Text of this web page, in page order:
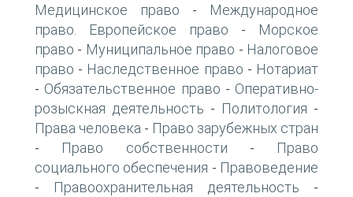
Медицинское право -
Международное
право. Европейское право -
Морское
право - Муниципальное право - Налоговое
право - Наследственное право - Нотариат
- Обязательственное право - Оперативно-
розыскная деятельность - Политология -
Права человека - Право зарубежных стран
- Право собственности -
Право
социального обеспечения - Правоведение
- Правоохранительная деятельность -